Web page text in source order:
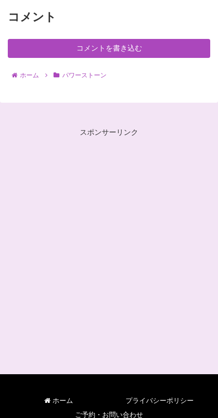
コメント
コメントを書き込む
ホーム パワーストーン
スポンサーリンク
ホーム
プライバシーポリシー
ご予約・お問い合わせ